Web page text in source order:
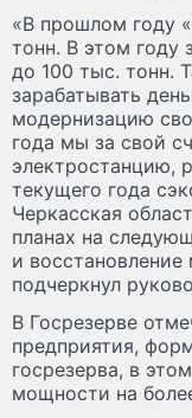
«В прошлом году
тонн. В этом году
до 100 тыс. тонн.
зарабатывать
модернизацию
года мы за свой
электростанцию,
текущего года
Черкасская
планах на
и
подчеркнул
В Госрезерве
предприятия,
госрезерва, в
мощности на